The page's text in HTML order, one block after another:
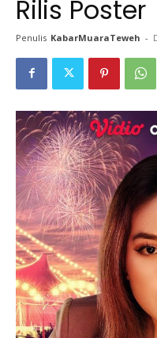
Rilis Poster
Penulis KabarMuaraTeweh -